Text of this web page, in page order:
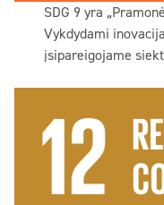
SDG 9 yra
Vykdydami
įsipareigojame